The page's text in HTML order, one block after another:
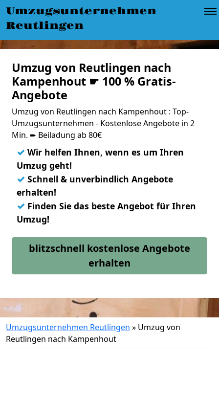
Umzugsunternehmen
Reutlingen
Umzug von Reutlingen nach
Kampenhout ☛ 100 % Gratis-
Angebote
Umzug von Reutlingen nach Kampenhout : Top-
Umzugsunternehmen - Kostenlose Angebote in 2
Min. ➨ Beiladung ab 80€
✓ Wir helfen Ihnen, wenn es um Ihren
Umzug geht!
✓ Schnell & unverbindlich Angebote
erhalten!
✓ Finden Sie das beste Angebot für Ihren
Umzug!
blitzschnell kostenlose Angebote
erhalten
Umzugsunternehmen Reutlingen » Umzug von
Reutlingen nach Kampenhout